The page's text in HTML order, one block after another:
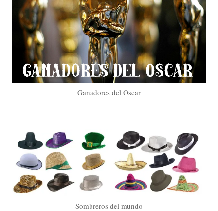
Ganadores del Oscar
Sombreros del mundo